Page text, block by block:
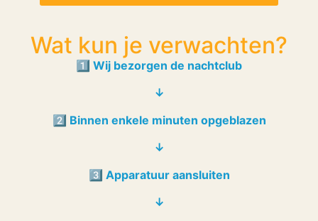
Wat kun je verwachten?
1️⃣ Wij bezorgen de nachtclub
↓
2️⃣ Binnen enkele minuten opgeblazen
↓
3️⃣ Apparatuur aansluiten
↓